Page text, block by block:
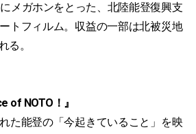
メガホンをとった、北陸能登復興支
トフィルム。収益の一部は北被災地
る。
of NOTO！』
た能登の「今起きていること」を映